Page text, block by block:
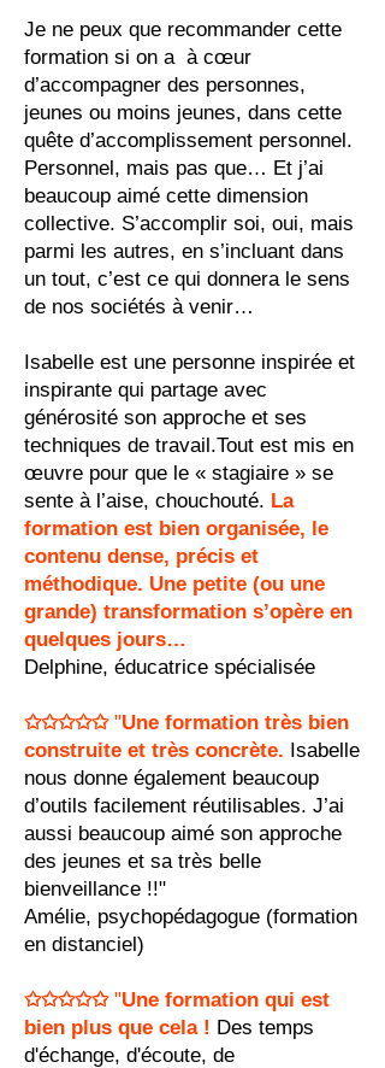
Je ne peux que recommander cette
formation si on a à cœur
d’accompagner des personnes,
jeunes ou moins jeunes, dans cette
quête d’accomplissement personnel.
Personnel, mais pas que… Et j’ai
beaucoup aimé cette dimension
collective. S’accomplir soi, oui, mais
parmi les autres, en s’incluant dans
un tout, c’est ce qui donnera le sens
de nos sociétés à venir…
Isabelle est une personne inspirée et
inspirante qui partage avec
générosité son approche et ses
techniques de travail.Tout est mis en
œuvre pour que le « stagiaire » se
sente à l’aise, chouchouté. La
formation est bien organisée, le
contenu dense, précis et
méthodique. Une petite (ou une
grande) transformation s’opère en
quelques jours…
Delphine, éducatrice spécialisée
✩✩✩✩✩ "Une formation très bien
construite et très concrète. Isabelle
nous donne également beaucoup
d’outils facilement réutilisables. J’ai
aussi beaucoup aimé son approche
des jeunes et sa très belle
bienveillance !!"
Amélie, psychopédagogue (formation
en distanciel)
✩✩✩✩✩ "Une formation qui est
bien plus que cela ! Des temps
d'échange, d'écoute, de